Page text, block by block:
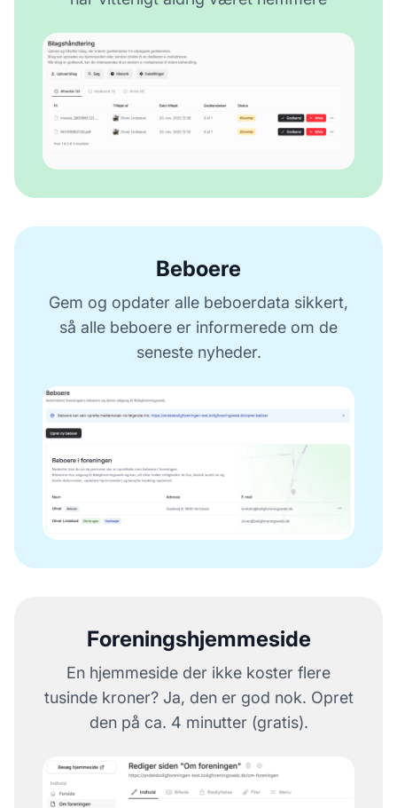
Beboere
Gem og opdater alle beboerdata sikkert,
så alle beboere er informerede om de
seneste nyheder.
Foreningshjemmeside
En hjemmeside der ikke koster flere
tusinde kroner? Ja, den er god nok. Opret
den på ca. 4 minutter (gratis).